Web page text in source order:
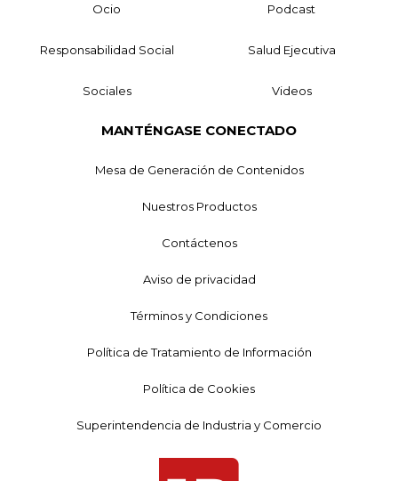
Ocio Podcast
Responsabilidad Social Salud Ejecutiva
Sociales Videos
MANTÉNGASE CONECTADO
Mesa de Generación de Contenidos
Nuestros Productos
Contáctenos
Aviso de privacidad
Términos y Condiciones
Política de Tratamiento de Información
Política de Cookies
Superintendencia de Industria y Comercio